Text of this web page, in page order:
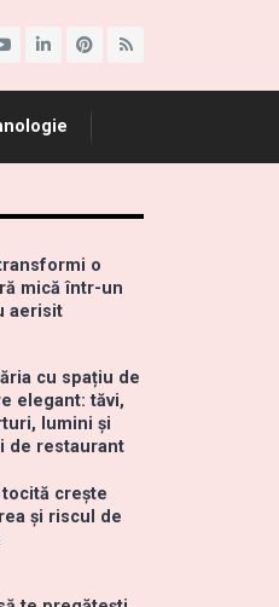
o
mică într-un
aerisit
cu spațiu de
elegant: tăvi,
lumini și
de restaurant
tocită crește
și riscul de